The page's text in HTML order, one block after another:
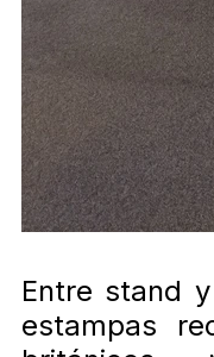
Entre stand
estampas